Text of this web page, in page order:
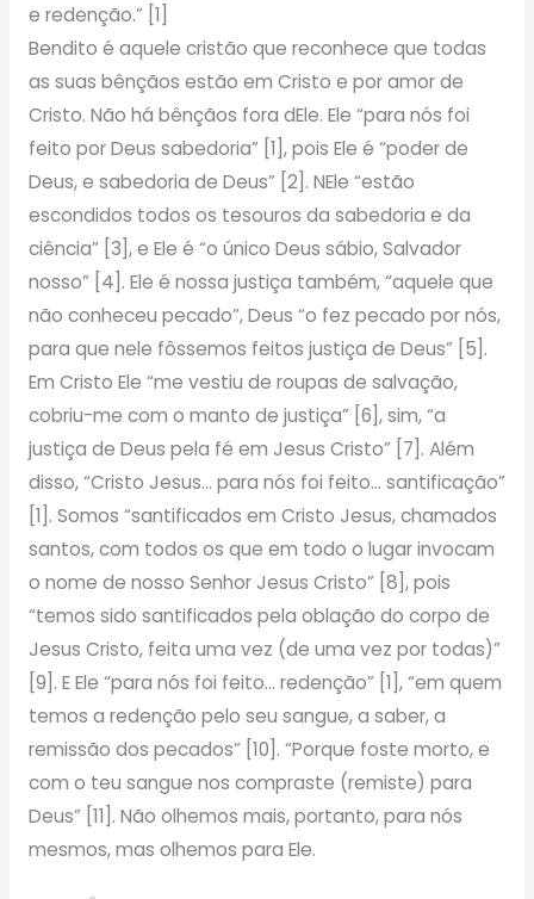
e redenção.” [1]
Bendito é aquele cristão que reconhece que todas
as suas bênçãos estão em Cristo e por amor de
Cristo. Não há bênçãos fora dEle. Ele “para nós foi
feito por Deus sabedoria” [1], pois Ele é “poder de
Deus, e sabedoria de Deus” [2]. NEle “estão
escondidos todos os tesouros da sabedoria e da
ciência” [3], e Ele é “o único Deus sábio, Salvador
nosso” [4]. Ele é nossa justiça também, “aquele que
não conheceu pecado”, Deus “o fez pecado por nós,
para que nele fôssemos feitos justiça de Deus” [5].
Em Cristo Ele “me vestiu de roupas de salvação,
cobriu-me com o manto de justiça” [6], sim, “a
justiça de Deus pela fé em Jesus Cristo” [7]. Além
disso, “Cristo Jesus… para nós foi feito… santificação”
[1]. Somos “santificados em Cristo Jesus, chamados
santos, com todos os que em todo o lugar invocam
o nome de nosso Senhor Jesus Cristo” [8], pois
“temos sido santificados pela oblação do corpo de
Jesus Cristo, feita uma vez (de uma vez por todas)”
[9]. E Ele “para nós foi feito… redenção” [1], “em quem
temos a redenção pelo seu sangue, a saber, a
remissão dos pecados” [10]. “Porque foste morto, e
com o teu sangue nos compraste (remiste) para
Deus” [11]. Não olhemos mais, portanto, para nós
mesmos, mas olhemos para Ele.